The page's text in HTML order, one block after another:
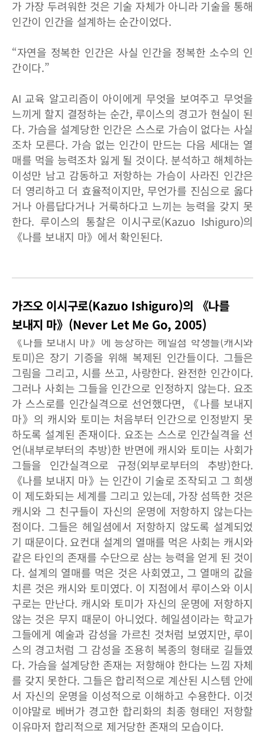
가 가장 두려워한 것은 기술 자체가 아니라 기술을 통해
인간이 인간을 설계하는 순간이었다.
“자연을 정복한 인간은 사실 인간을 정복한 소수의 인
간이다.”
AI 교육 알고리즘이 아이에게 무엇을 보여주고 무엇을
느끼게 할지 결정하는 순간, 루이스의 경고가 현실이 된
다. 가슴을 설계당한 인간은 스스로 가슴이 없다는 사실
조차 모른다. 가슴 없는 인간이 만드는 다음 세대는 열
매를 먹을 능력조차 잃게 될 것이다. 분석하고 해체하는
이성만 남고 감동하고 저항하는 가슴이 사라진 인간은
더 영리하고 더 효율적이지만, 무언가를 진심으로 옳다
거나 아름답다거나 거룩하다고 느끼는 능력을 갖지 못
한다. 루이스의 통찰은 이시구로(Kazuo Ishiguro)의
《나를 보내지 마》에서 확인된다.
가즈오 이시구로(Kazuo Ishiguro)의 《나를
보내지 마》(Never Let Me Go, 2005)
《나를 보내지 마》에 등장하는 헤일셤 학생들(캐시와
토미)은 장기 기증을 위해 복제된 인간들이다. 그들은
그림을 그리고, 시를 쓰고, 사랑한다. 완전한 인간이다.
그러나 사회는 그들을 인간으로 인정하지 않는다. 요조
가 스스로를 인간실격으로 선언했다면, 《나를 보내지
마》의 캐시와 토미는 처음부터 인간으로 인정받지 못
하도록 설계된 존재이다. 요조는 스스로 인간실격을 선
언(내부로부터의 추방)한 반면에 캐시와 토미는 사회가
그들을 인간실격으로 규정(외부로부터의 추방)한다.
《나를 보내지 마》는 인간이 기술로 조작되고 그 희생
이 제도화되는 세계를 그리고 있는데, 가장 섬뜩한 것은
캐시와 그 친구들이 자신의 운명에 저항하지 않는다는
점이다. 그들은 헤일셤에서 저항하지 않도록 설계되었
기 때문이다. 요컨대 설계의 열매를 먹은 사회는 캐시와
같은 타인의 존재를 수단으로 삼는 능력을 얻게 된 것이
다. 설계의 열매를 먹은 것은 사회였고, 그 열매의 값을
치른 것은 캐시와 토미였다. 이 지점에서 루이스와 이시
구로는 만난다. 캐시와 토미가 자신의 운명에 저항하지
않는 것은 무지 때문이 아니었다. 헤일셤이라는 학교가
그들에게 예술과 감성을 가르친 것처럼 보였지만, 루이
스의 경고처럼 그 감성을 조용히 복종의 형태로 길들였
다. 가슴을 설계당한 존재는 저항해야 한다는 느낌 자체
를 갖지 못한다. 그들은 합리적으로 계산된 시스템 안에
서 자신의 운명을 이성적으로 이해하고 수용한다. 이것
이야말로 베버가 경고한 합리화의 최종 형태인 저항할
이유마저 합리적으로 제거당한 존재의 모습이다.